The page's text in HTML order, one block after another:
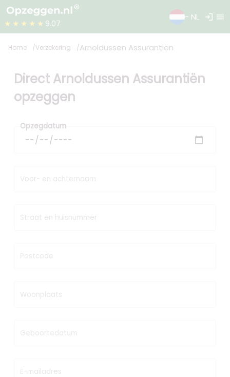
★★★★★ 9.07
- NL login menu
Home Verzekering Arnoldussen Assurantiën
Direct Arnoldussen Assurantiën
opzeggen
Opzegdatum
Voor- en achternaam
Straat en huisnummer
Postcode
Woonplaats
Geboortedatum
E-mailadres